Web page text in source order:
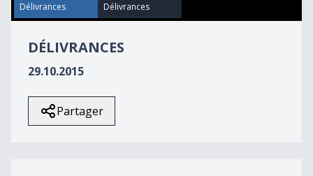
50
seconds
Délivrances Délivrances
DÉLIVRANCES
29.10.2015
Partager